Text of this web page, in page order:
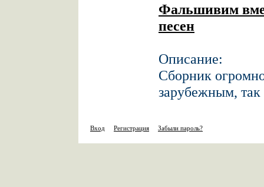
Фальшивим
песен
Описание:
Сборник
зарубежным,
Вход Регистрация Забыли пароль?